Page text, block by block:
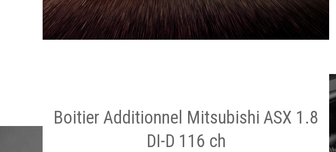
Boitier Additionnel Mitsubishi ASX 1.8
DI-D 116 ch